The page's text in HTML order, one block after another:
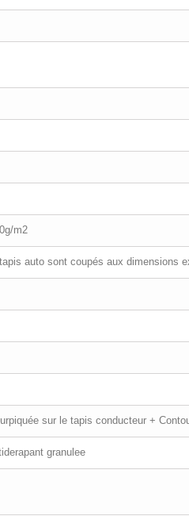
m2
auto sont coupés aux
sur le tapis conducteur +
granulee